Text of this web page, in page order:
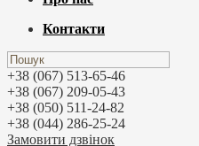
Контакти
+38 (067) 513-65-46
+38 (067) 209-05-43
+38 (050) 511-24-82
+38 (044) 286-25-24
Замовити дзвінок